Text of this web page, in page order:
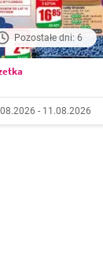
Pozostałe dni: 6
- 11.08.2026